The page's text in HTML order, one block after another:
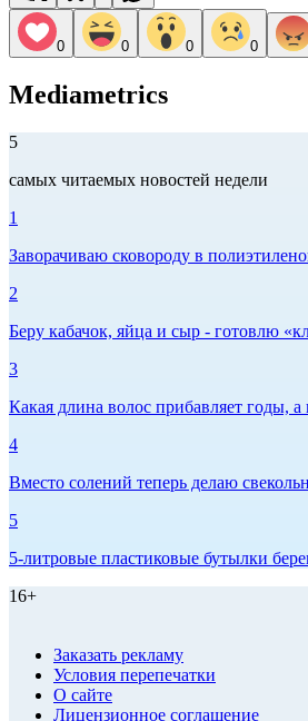
0 0 0 0
Mediametrics
5
самых читаемых новостей недели
1
Заворачиваю сковороду в
2
Беру кабачок, яйца и сыр - готовлю
3
Какая длина волос прибавляет годы,
4
Вместо солений теперь делаю
5
5-литровые пластиковые бутылки
16+
Заказать рекламу
Условия перепечатки
О сайте
Лицензионное соглашение